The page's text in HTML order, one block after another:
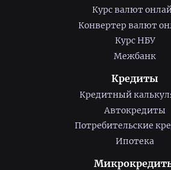
Курс валют
Конвертер валют
Курс НБУ
Межбанк
Кредиты
Кредитный
Автокредиты
Потребительские
Ипотека